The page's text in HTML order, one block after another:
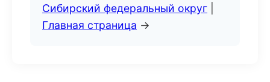
Сибирский федеральный округ
Главная страница →